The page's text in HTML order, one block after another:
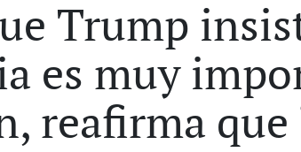
Trump
es muy
reafirma que